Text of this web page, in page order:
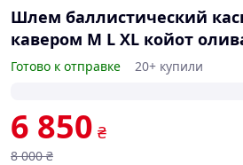
Шлем баллистический
кавером M L XL койот
Готово к отправке
20+ купили
6 850 ₴
8 000 ₴